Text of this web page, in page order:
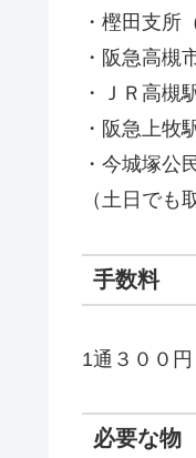
・樫田支所
・阪急高槻
・ＪＲ高槻
・阪急上牧
・今城塚公
（土日でも
手数料
1通３００円
必要な物